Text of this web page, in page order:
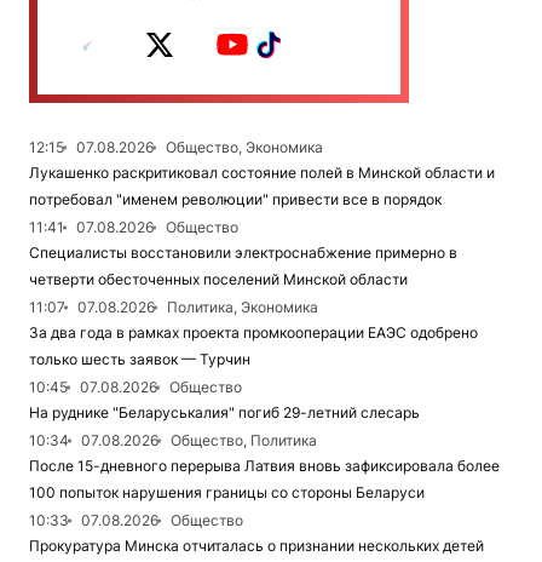
12:15 07.08.2026
Общество, Экономика
Лукашенко раскритиковал состояние полей в Минской области и
потребовал "именем революции" привести все в порядок
11:41
07.08.2026
Общество
Специалисты восстановили электроснабжение примерно в
четверти обесточенных поселений Минской области
11:07
07.08.2026
Политика, Экономика
За два года в рамках проекта промкооперации ЕАЭС одобрено
только шесть заявок — Турчин
10:45
07.08.2026
Общество
На руднике "Беларуськалия" погиб 29-летний слесарь
10:34
07.08.2026
Общество, Политика
После 15-дневного перерыва Латвия вновь зафиксировала более
100 попыток нарушения границы со стороны Беларуси
10:33
07.08.2026
Общество
Прокуратура Минска отчиталась о признании нескольких детей